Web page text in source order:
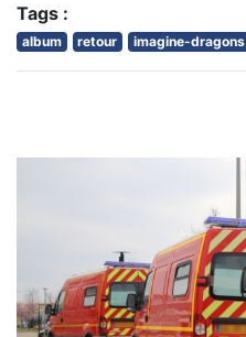
Tags :
album retour imagine-dragons